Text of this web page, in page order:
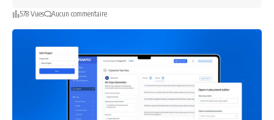
578 Vues Aucun commentaire